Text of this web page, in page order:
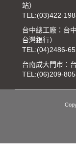
站）
TEL:(03)422-
台中總工廠：台
台灣銀行）
TEL:(04)2486-
台南成大門市：
TEL:(06)209-